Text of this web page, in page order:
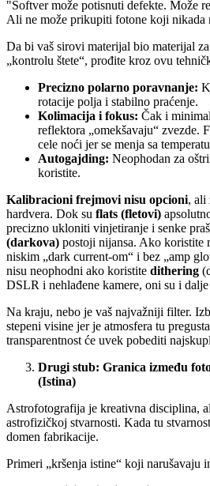
"Softver može potisnuti defekte. Može
Ali ne može prikupiti fotone koji
Da bi vaš sirovi materijal bio materijal
„kontrolu štete“, prođite kroz ovu
Precizno polarno poravnanje:
rotacije polja i stabilno praćenje.
Kolimacija i fokus: Čak i
reflektora „omekšavaju“ zvezde.
cele noći jer se menja sa
Autogajding: Neophodan za
koristite.
Kalibracioni frejmovi nisu opcioni, ali
hardvera. Dok su flats (fletovi)
precizno ukloniti vinjetiranje i senke
(darkova) postoji nijansa. Ako koristite
niskim „dark current-om“ i bez „amp
nisu neophodni ako koristite dithering
DSLR i nehlađene kamere, oni su i
Na kraju, nebo je vaš najvažniji filter.
stepeni visine jer je atmosfera tu
transparentnost će uvek pobediti
Drugi stub: Granica između
(Istina)
Astrofotografija je kreativna disciplina,
astrofizičkoj stvarnosti. Kada tu
domen fabrikacije.
Primeri „kršenja istine“ koji narušavaju